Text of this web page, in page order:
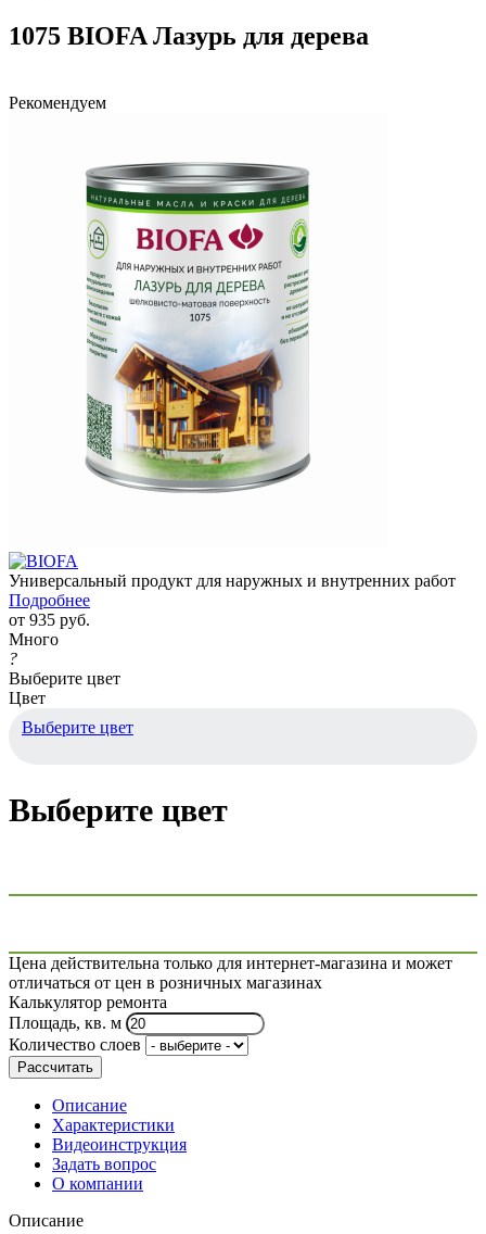
1075 BIOFA Лазурь для дерева
Рекомендуем
Универсальный продукт для наружных и внутренних работ
Подробнее
от 935 руб.
Много
?
Выберите цвет
Цвет
Выберите цвет
Выберите цвет
Цена действительна только для интернет-магазина и может
отличаться от цен в розничных магазинах
Калькулятор ремонта
Площадь, кв. м
Количество слоев
Рассчитать
Описание
Характеристики
Видеоинструкция
Задать вопрос
О компании
Описание